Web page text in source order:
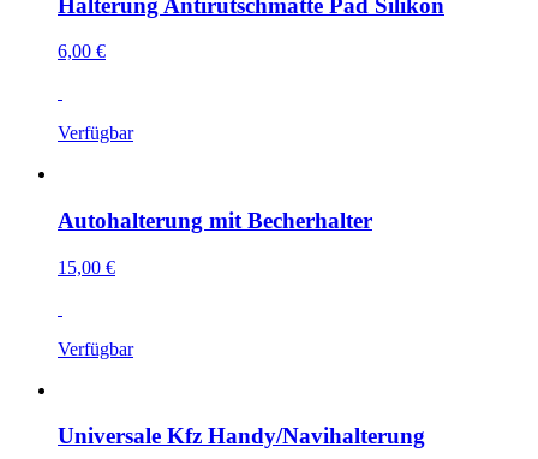
6,00 €
Verfügbar
Autohalterung mit Becherhalter
15,00 €
Verfügbar
Universale Kfz Handy/Navihalterung